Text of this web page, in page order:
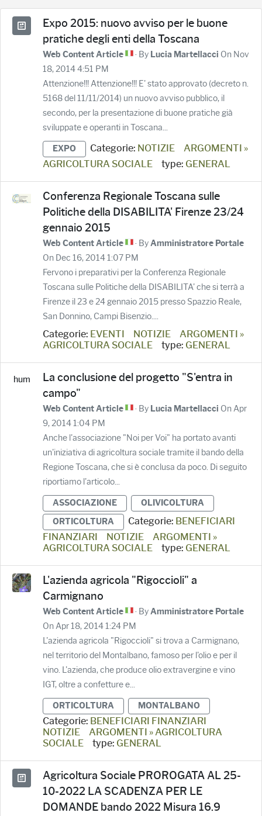
Expo 2015: nuovo avviso per le buone
pratiche degli enti della Toscana
Web Content Article · By Lucia Martellacci On Nov
18, 2014 4:51 PM
Attenzione!!! Attenzione!!! E' stato approvato (decreto n.
5168 del 11/11/2014) un nuovo avviso pubblico, il
secondo, per la presentazione di buone pratiche già
sviluppate e operanti in Toscana...
EXPO Categorie: NOTIZIE
ARGOMENTI »
AGRICOLTURA SOCIALE
type: GENERAL
Conferenza Regionale Toscana sulle
Politiche della DISABILITA' Firenze 23/24
gennaio 2015
Web Content Article · ByAmministratore Portale
On Dec 16, 2014 1:07 PM
Fervono i preparativi per la Conferenza Regionale
Toscana sulle Politiche della DISABILITA' che si terrà a
Firenze il 23 e 24 gennaio 2015 presso Spazzio Reale,
San Donnino, Campi Bisenzio....
Categorie: EVENTI NOTIZIE
ARGOMENTI »
AGRICOLTURA SOCIALE
type: GENERAL
La conclusione del progetto "S'entra in
campo"
Web Content Article · By Lucia Martellacci On Apr
9, 2014 1:04 PM
Anche l'associazione "Noi per Voi" ha portato avanti
un'iniziativa di agricoltura sociale tramite il bando della
Regione Toscana, che si è conclusa da poco. Di seguito
riportiamo l'articolo...
ASSOCIAZIONE
OLIVICOLTURA
ORTICOLTURA
Categorie: BENEFICIARI
FINANZIARI
NOTIZIE
ARGOMENTI »
AGRICOLTURA SOCIALE
type: GENERAL
L'azienda agricola "Rigoccioli" a
Carmignano
Web Content Article · ByAmministratore Portale
On Apr 18, 2014 1:24 PM
L'azienda agricola "Rigoccioli" si trova a Carmignano,
nel territorio del Montalbano, famoso per l'olio e per il
vino. L'azienda, che produce olio extravergine e vino
IGT, oltre a confetture e...
ORTICOLTURA MONTALBANO
Categorie: BENEFICIARI FINANZIARI
NOTIZIE
ARGOMENTI » AGRICOLTURA
SOCIALE
type: GENERAL
Agricoltura Sociale PROROGATA AL 25-
10-2022 LA SCADENZA PER LE
DOMANDE bando 2022 Misura 16.9